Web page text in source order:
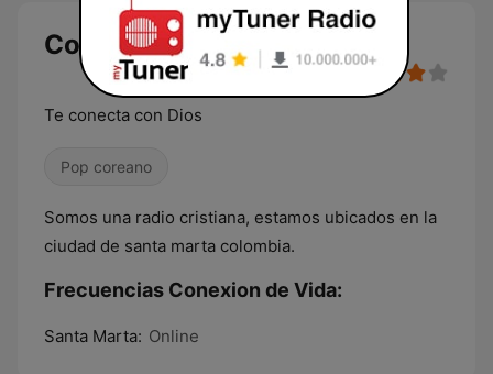
Conexion de Vida en vivo
Te conecta con Dios
Pop coreano
Somos una radio cristiana, estamos ubicados en la
ciudad de santa marta colombia.
Frecuencias Conexion de Vida:
Santa Marta: Online